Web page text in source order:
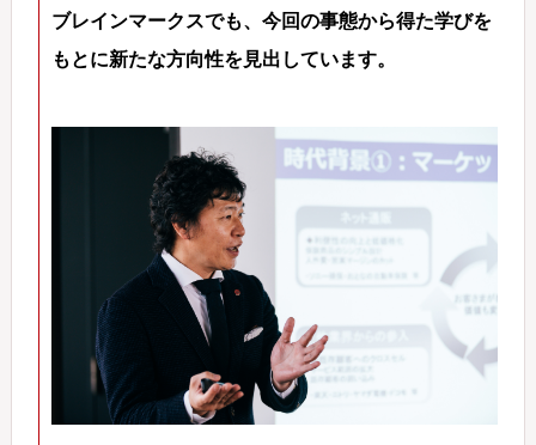
ブレインマークスでも、今回の事態から得た学びを
もとに新たな方向性を見出しています。